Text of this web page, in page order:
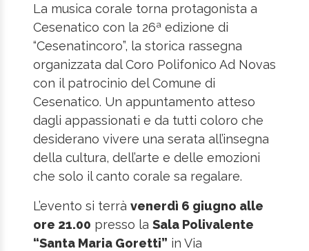
La musica corale torna protagonista a
Cesenatico con la 26ª edizione di
“Cesenatincoro”, la storica rassegna
organizzata dal Coro Polifonico Ad Novas
con il patrocinio del Comune di
Cesenatico. Un appuntamento atteso
dagli appassionati e da tutti coloro che
desiderano vivere una serata all’insegna
della cultura, dell’arte e delle emozioni
che solo il canto corale sa regalare.
L’evento si terrà venerdì 6 giugno alle
ore 21.00 presso la Sala Polivalente
“Santa Maria Goretti” in Via